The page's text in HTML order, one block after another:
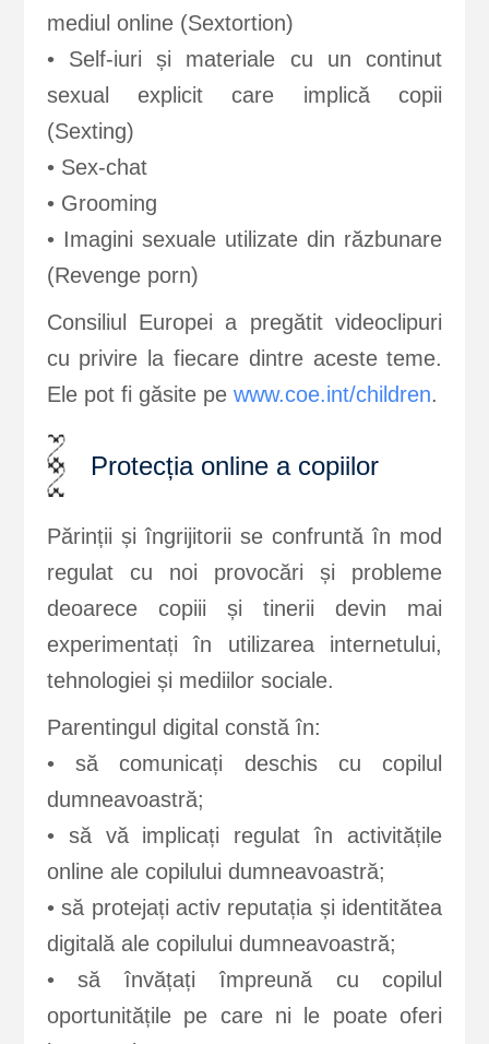
mediul online (Sextortion)
• Self-iuri și materiale cu un continut
sexual explicit care implică copii
(Sexting)
• Sex-chat
• Grooming
• Imagini sexuale utilizate din răzbunare
(Revenge porn)
Consiliul Europei a pregătit videoclipuri
cu privire la fiecare dintre aceste teme.
Ele pot fi găsite pe www.coe.int/children.
Protecția online a copiilor
Părinții și îngrijitorii se confruntă în mod
regulat cu noi provocări și probleme
deoarece copiii și tinerii devin mai
experimentați în utilizarea internetului,
tehnologiei și mediilor sociale.
Parentingul digital constă în:
• să comunicați deschis cu copilul
dumneavoastră;
• să vă implicați regulat în activitățile
online ale copilului dumneavoastră;
• să protejați activ reputația și identitătea
digitală ale copilului dumneavoastră;
• să învățați împreună cu copilul
oportunitățile pe care ni le poate oferi